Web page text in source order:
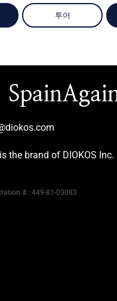
투어
the brand of DIOKOS Inc.
# : 449-81-03083